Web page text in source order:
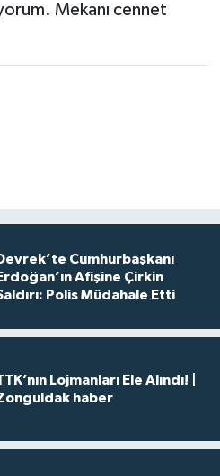
Mekanı cennet
Cumhurbaşkanı
Afişine Çirkin
Polis Müdahale Etti
Lojmanları Ele Alındı! |
haber